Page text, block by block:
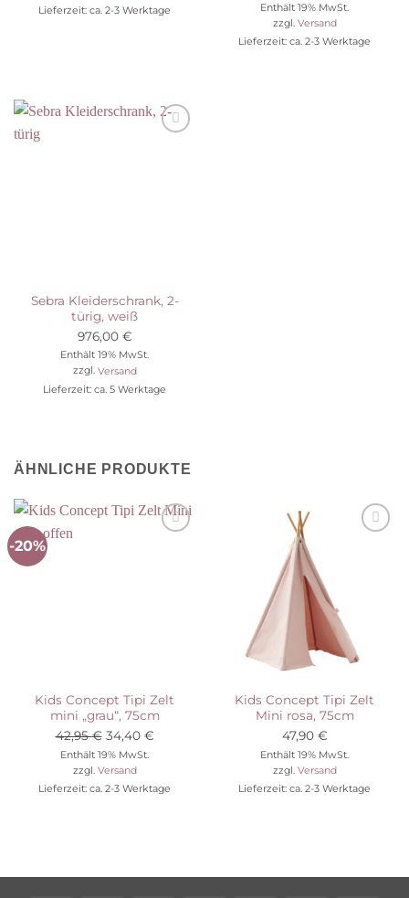
Lieferzeit: ca. 2-3 Werktage
Enthält 19% MwSt.
zzgl. Versand
Lieferzeit: ca. 2-3 Werktage
Sebra Kleiderschrank, 2-
türig, weiß
976,00 €
Enthält 19% MwSt.
zzgl. Versand
Lieferzeit: ca. 5 Werktage
ÄHNLICHE PRODUKTE
-20%
Kids Concept Tipi Zelt
mini „grau“, 75cm
42,95€ Ursprünglicher
Preis
war:
42,95 €
34,40 €Aktueller
34,40 €.
Enthält 19% MwSt.
zzgl. Versand
Lieferzeit: ca. 2-3 Werktage
Kids Concept Tipi Zelt
Mini rosa, 75cm
47,90 €
Enthält 19% MwSt.
zzgl. Versand
Lieferzeit: ca. 2-3 Werktage